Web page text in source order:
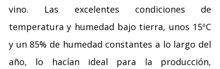
vino. Las excelentes condiciones de
temperatura y humedad bajo tierra, unos 15ºC
y un 85% de humedad constantes a lo largo del
año, lo hacían ideal para la producción,